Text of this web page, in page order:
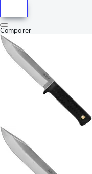
Comparer